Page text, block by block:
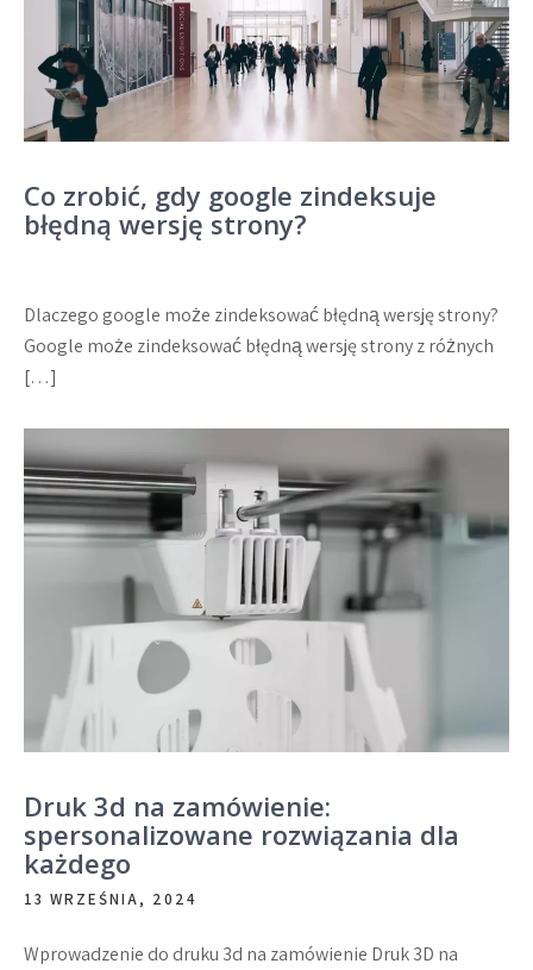
Co zrobić, gdy google zindeksuje
błędną wersję strony?
Dlaczego google może zindeksować błędną wersję strony?
Google może zindeksować błędną wersję strony z różnych
[…]
Druk 3d na zamówienie:
spersonalizowane rozwiązania dla
każdego
13 WRZEŚNIA, 2024
Wprowadzenie do druku 3d na zamówienie Druk 3D na